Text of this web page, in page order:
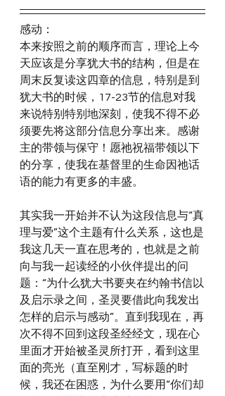
感动：
本来按照之前的顺序而言，理论上今
天应该是分享犹大书的结构，但是在
周末反复读这四章的信息，特别是到
犹大书的时候，17-23节的信息对我
来说特别特别地深刻，使我不得不必
须要先将这部分信息分享出来。感谢
主的带领与保守！愿祂祝福带领以下
的分享，使我在基督里的生命因祂话
语的能力有更多的丰盛。
其实我一开始并不认为这段信息与“真
理与爱”这个主题有什么关系，这也是
我这几天一直在思考的，也就是之前
向与我一起读经的小伙伴提出的问
题：“为什么犹大书要夹在约翰书信以
及启示录之间，圣灵要借此向我发出
怎样的启示与感动”。直到我现在，再
次不得不回到这段圣经经文，现在心
里面才开始被圣灵所打开，看到这里
面的亮光（直至刚才，写标题的时
候，我还在困惑，为什么要用“你们却